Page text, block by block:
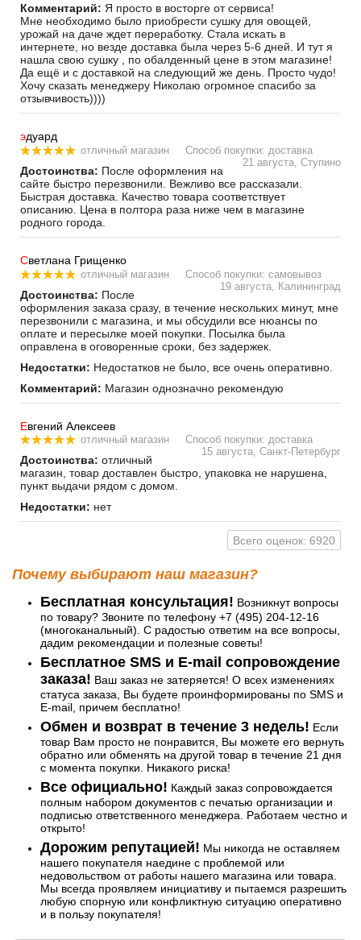
Комментарий: Я просто в восторге от сервиса!
Мне необходимо было приобрести сушку для овощей,
урожай на даче ждет переработку. Стала искать в
интернете, но везде доставка была через 5-6 дней. И тут я
нашла свою сушку , по обалденный цене в этом магазине!
Да ещё и с доставкой на следующий же день. Просто чудо!
Хочу сказать менеджеру Николаю огромное спасибо за
отзывчивость))))
эдуард
отличный магазин
Способ покупки: доставка
21 августа, Ступино
Достоинства: После оформления на
сайте быстро перезвонили. Вежливо все рассказали.
Быстрая доставка. Качество товара соответствует
описанию. Цена в полтора раза ниже чем в магазине
родного города.
Светлана Грищенко
отличный магазин
Способ покупки: самовывоз
19 августа, Калининград
Достоинства: После
оформления заказа сразу, в течение нескольких минут, мне
перезвонили с магазина, и мы обсудили все нюансы по
оплате и пересылке моей покупки. Посылка была
оправлена в оговоренные сроки, без задержек.
Недостатки: Недостатков не было, все очень оперативно.
Комментарий: Магазин однозначно рекомендую
Евгений Алексеев
отличный магазин
Способ покупки: доставка
15 августа, Санкт-Петербург
Достоинства: отличный
магазин, товар доставлен быстро, упаковка не нарушена,
пункт выдачи рядом с домом.
Недостатки: нет
Всего оценок: 6920
Почему выбирают наш магазин?
Бесплатная консультация! Возникнут вопросы
по товару? Звоните по телефону +7 (495) 204-12-16
(многоканальный). С радостью ответим на все вопросы,
дадим рекомендации и полезные советы!
Бесплатное SMS и E-mail сопровождение
заказа! Ваш заказ не затеряется! О всех изменениях
статуса заказа, Вы будете проинформированы по SMS и
E-mail, причем бесплатно!
Обмен и возврат в течение 3 недель! Если
товар Вам просто не понравится, Вы можете его вернуть
обратно или обменять на другой товар в течение 21 дня
с момента покупки. Никакого риска!
Все официально! Каждый заказ сопровождается
полным набором документов с печатью организации и
подписью ответственного менеджера. Работаем честно и
открыто!
Дорожим репутацией! Мы никогда не оставляем
нашего покупателя наедине с проблемой или
недовольством от работы нашего магазина или товара.
Мы всегда проявляем инициативу и пытаемся разрешить
любую спорную или конфликтную ситуацию оперативно
и в пользу покупателя!